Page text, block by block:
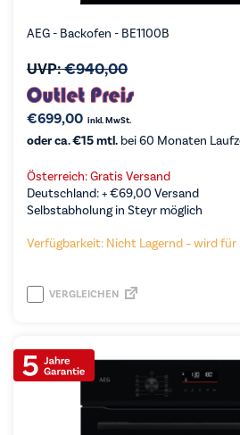
AEG - Backofen - BE1100B
UVP:€940,00
€699,00 inkl. MwSt.
oder ca. €15 mtl. bei 60 Monaten
Österreich: Gratis Versand
Deutschland: +€69,00 Versand
Selbstabholung in Steyr möglich
Verfügbarkeit: Nicht Lagernd – wird für
VERGLEICHEN